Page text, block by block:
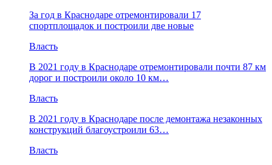
За год в Краснодаре отремонтировали 17
спортплощадок и построили две новые
Власть
В 2021 году в Краснодаре отремонтировали почти 87 км
дорог и построили около 10 км…
Власть
В 2021 году в Краснодаре после демонтажа незаконных
конструкций благоустроили 63…
Власть